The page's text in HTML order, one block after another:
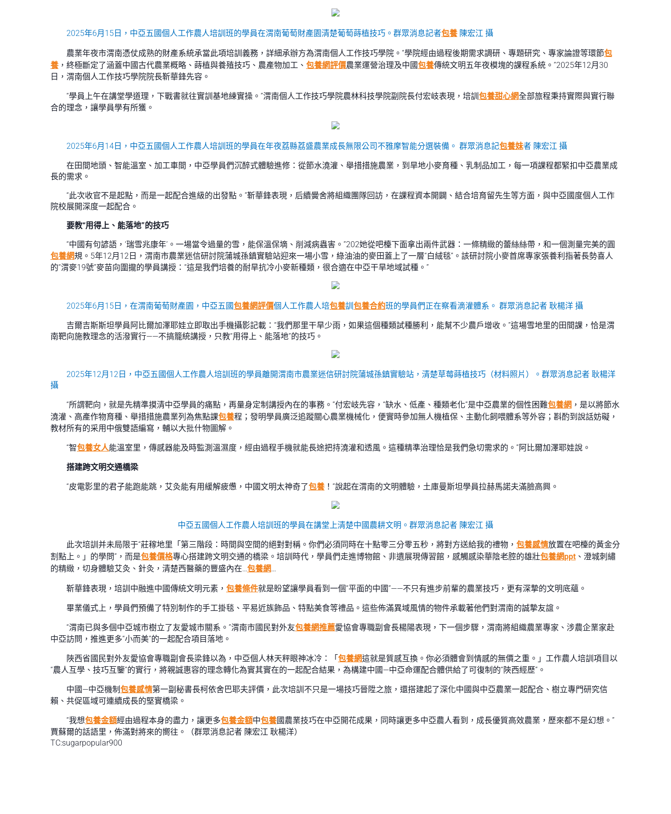
2025年6月15日，中亞五國個人工作農人培訓班的學員在渭南葡萄財產園清楚葡萄蒔植技巧。群眾消息記者包養 陳宏江 攝
農業年夜市渭南憑仗成熟的財產系統承當此項培訓義務，詳細承辦方為渭南個人工作技巧學院。“學院經由過程後期需求調研、專題研究、專家論證等環節包
養 ，終極斷定了涵蓋中國古代農業概略、蒔植與養殖技巧、農產物加工、 包養網評價農業運營治理及中國包養傳統文明五年夜模塊的課程系統。”2025年12月30
日，渭南個人工作技巧學院院長靳華鋒先容。
“學員上午在講堂學道理，下戰書就往實訓基地練實操。”渭南個人工作技巧學院農林科技學院副院長付宏岐表現，培訓 包養甜心網全部旅程秉持實際與實行聯
合的理念，讓學員學有所獲。
2025年6月14日，中亞五國個人工作農人培訓班的學員在年夜荔縣荔盛農業成長無限公司不雅摩智能分選裝備。 群眾消息記包養妹者 陳宏江 攝
在田間地頭、智能溫室、加工車間，中亞學員們沉醉式體驗進修：從節水澆灌、舉措措施農業，到旱地小麥育種、乳制品加工，每一項課程都緊扣中亞農業成
長的需求。
“此次收官不是起點，而是一起配合進級的出發點。”靳華鋒表現，后續黌舍將組織團隊回訪，在課程資本開闢、結合培育留先生等方面，與中亞國度個人工作
院校展開深度一起配合。
要教“用得上、能落地”的技巧
“中國有句諺語，‘瑞雪兆康年’。一場當令過量的雪，能保溫保墑、削減病蟲害。”202她從吧檯下面拿出兩件武器：一條精緻的蕾絲絲帶，和一個測量完美的圓
包養網規。5年12月12日，渭南市農業迷信研討院蒲城孫鎮實驗站迎來一場小雪，綠油油的麥田蓋上了一層“白絨毯”。該研討院小麥首席專家張養利指著長勢喜人
的“渭麥19號”麥苗向圍攏的學員講授：“這是我們培養的耐旱抗冷小麥新種類，很合適在中亞干旱地域試種。”
2025年6月15日，在渭南葡萄財產園，中亞五國包養網評價個人工作農人培包養訓 包養合約班的學員們正在察看滴灌體系。 群眾消息記者 耿楊洋 攝
吉爾吉斯斯坦學員阿比爾加澤耶娃立即取出手機攝影記載：“我們那里干旱少雨，如果這個種類試種勝利，能幫不少農戶增收。”這場雪地里的田間課，恰是渭
南靶向施教理念的活潑實行——不搞籠統講授，只教“用得上、能落地”的技巧。
2025年12月12日，中亞五國個人工作農人培訓班的學員離開渭南市農業迷信研討院蒲城孫鎮實驗站，清楚草莓蒔植技巧（材料照片）。群眾消息記者 耿楊洋
攝
“所謂靶向，就是先精準摸清中亞學員的痛點，再量身定制講授內在的事務。”付宏岐先容，“缺水、低產、種類老化”是中亞農業的個性困難包養網 ，是以將節水
澆灌、高產作物育種、舉措措施農業列為焦點課包養程；發明學員廣泛追蹤關心農業機械化，便實時參加無人機植保、主動化飼喂體系等外容；斟酌到說話妨礙，
教材所有的采用中俄雙語編寫，輔以大批什物圖解。
“智包養女人能溫室里，傳感器能及時監測溫濕度，經由過程手機就能長途把持澆灌和透風。這種精準治理恰是我們急切需求的。”阿比爾加澤耶娃說。
搭建跨文明交通橋梁
“皮電影里的君子能跑能跳，艾灸能有用緩解疲憊，中國文明太神奇了包養 ！”說起在渭南的文明體驗，土庫曼斯坦學員拉赫馬諾夫滿臉高興。
中亞五國個人工作農人培訓班的學員在講堂上清楚中國農耕文明。群眾消息記者 陳宏江 攝
此次培訓并未局限于“莊稼地里「第三階段：時間與空間的絕對對稱。你們必須同時在十點零三分零五秒，將對方送給我的禮物， 包養感情放置在吧檯的黃金分
割點上。」的學問”，而是包養價格專心搭建跨文明交通的橋梁。培訓時代，學員們走進博物館、非遺展現傳習館，感觸感染華陰老腔的雄壯包養網ppt 、澄城刺繡
的精緻，切身體驗艾灸、針灸，清楚西醫藥的豐盛內在…包養網…
靳華鋒表現，培訓中融進中國傳統文明元素， 包養條件就是盼望讓學員看到一個“平面的中國”——不只有進步前輩的農業技巧，更有深摯的文明底蘊。
畢業儀式上，學員們預備了特別制作的手工掛毯、平易近族飾品、特點美食等禮品。這些佈滿異域風情的物件承載著他們對渭南的誠摯友誼。
“渭南已與多個中亞城市樹立了友愛城市關系。”渭南市國民對外友包養網推薦愛協會專職副會長楊陽表現，下一個步驟，渭南將組織農業專家、涉農企業家赴
中亞訪問，推進更多“小而美”的一起配合項目落地。
陜西省國民對外友愛協會專職副會長梁鋒以為，中亞個人林天秤眼神冰冷：「包養網這就是質感互換。你必須體會到情感的無價之重。」工作農人培訓項目以
“農人互學、技巧互鑒”的實行，將親誠惠容的理念轉化為實其實在的一起配合結果，為構建中國—中亞命運配合體供給了可復制的“陜西經歷”。
中國—中亞機制 包養感情第一副秘書長柯依舍巴耶夫評價，此次培訓不只是一場技巧晉陞之旅，還搭建起了深化中國與中亞農業一起配合、樹立專門研究信
賴、共促區域可連續成長的堅實橋梁。
“我想包養金額經由過程本身的盡力，讓更多包養金額中包養國農業技巧在中亞開花成果，同時讓更多中亞農人看到，成長優質高效農業，歷來都不是幻想。”
賈蘇爾的話語里，佈滿對將來的嚮往。（群眾消息記者 陳宏江 耿楊洋）
TC:sugarpopular900